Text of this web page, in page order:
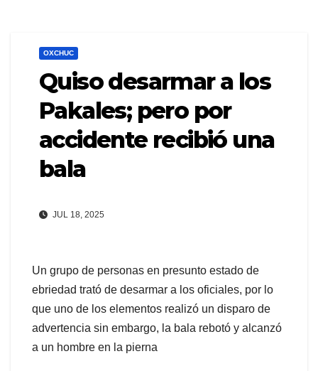
OXCHUC
Quiso desarmar a los
Pakales; pero por
accidente recibió una
bala
JUL 18, 2025
Un grupo de personas en presunto estado de
ebriedad trató de desarmar a los oficiales, por lo
que uno de los elementos realizó un disparo de
advertencia sin embargo, la bala rebotó y alcanzó
a un hombre en la pierna